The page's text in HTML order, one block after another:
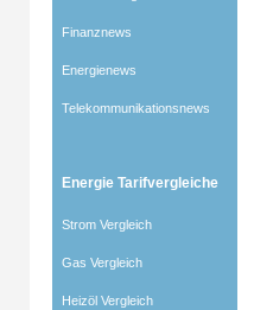
Finanznews
Energienews
Telekommunikationsnews
Energie Tarifvergleiche
Strom Vergleich
Gas Vergleich
Heizöl Vergleich